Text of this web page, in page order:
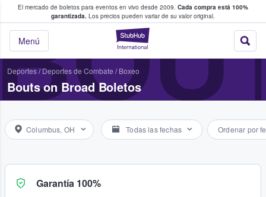
El mercado de boletos para eventos en vivo desde 2009. Cada compra está 100%
garantizada. Los precios pueden variar de su valor original.
StubHub: donde
Menú
fans compran y venden boletos
Deportes/Deportes de Combate / Boxeo
Bouts on Broad Boletos
Columbus, OH Todas las fechas Ordenar por
Garantía 100%